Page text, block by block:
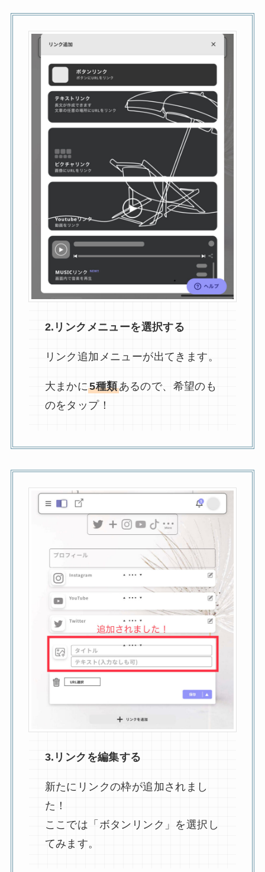
2.リンクメニューを選択する
リンク追加メニューが出てきます。
大まかに5種類あるので、希望のも
のをタップ！
3.リンクを編集する
新たにリンクの枠が追加されまし
た！
ここでは「ボタンリンク」を選択し
てみます。